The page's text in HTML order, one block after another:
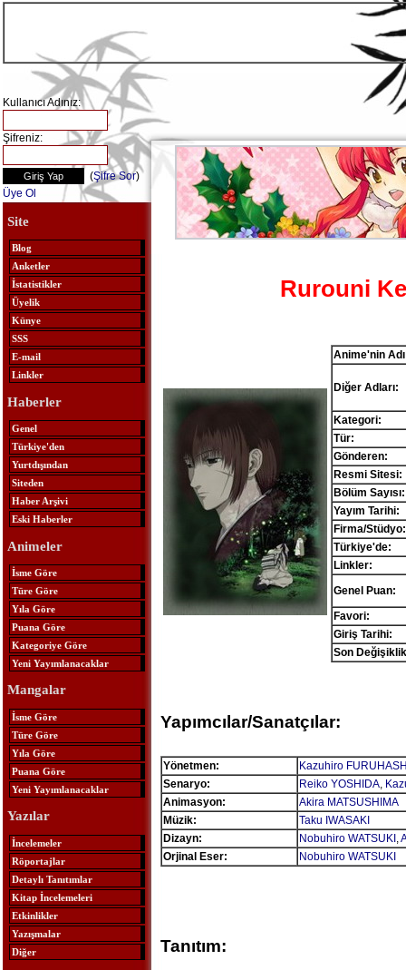
Kullanıcı Adınız:
Şifreniz:
(Şifre Sor)
Üye Ol
Site
Blog
Anketler
İstatistikler
Üyelik
Künye
SSS
E-mail
Linkler
Haberler
Genel
Türkiye'den
Yurtdışından
Siteden
Haber Arşivi
Eski Haberler
Animeler
İsme Göre
Türe Göre
Yıla Göre
Puana Göre
Kategoriye Göre
Yeni Yayımlanacaklar
Mangalar
İsme Göre
Türe Göre
Yıla Göre
Puana Göre
Yeni Yayımlanacaklar
Yazılar
İncelemeler
Röportajlar
Detaylı Tanıtımlar
Kitap İncelemeleri
Etkinlikler
Yazışmalar
Diğer
Rurouni
Anime'nin
Diğer Adları:
Kategori:
Tür:
Gönderen:
Resmi Sitesi:
Bölüm Sayısı:
Yayım Tarihi:
Firma/Stüdyo:
Türkiye'de:
Linkler:
Genel Puan:
Favori:
Giriş Tarihi:
Son
Yapımcılar/Sanatçılar:
Yönetmen:
Kazuhiro
Senaryo:
Reiko YOSHIDA,
Animasyon:
Akira MATSUSHIMA
Müzik:
Taku IWASAKI
Dizayn:
Nobuhiro WATSUKI ,
Orjinal Eser:
Nobuhiro WATSUKI
Tanıtım: